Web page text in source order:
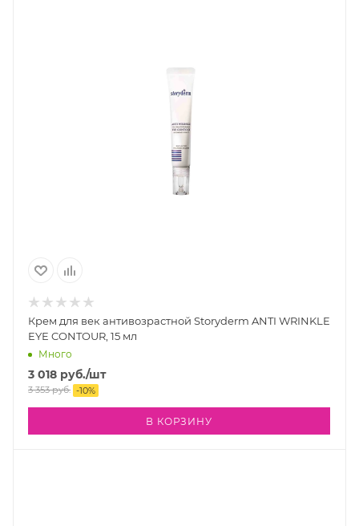
Крем для век антивозрастной Storyderm ANTI WRINKLE
EYE CONTOUR, 15 мл
Много
3 018 руб./шт
3 353руб. -10%
В КОРЗИНУ